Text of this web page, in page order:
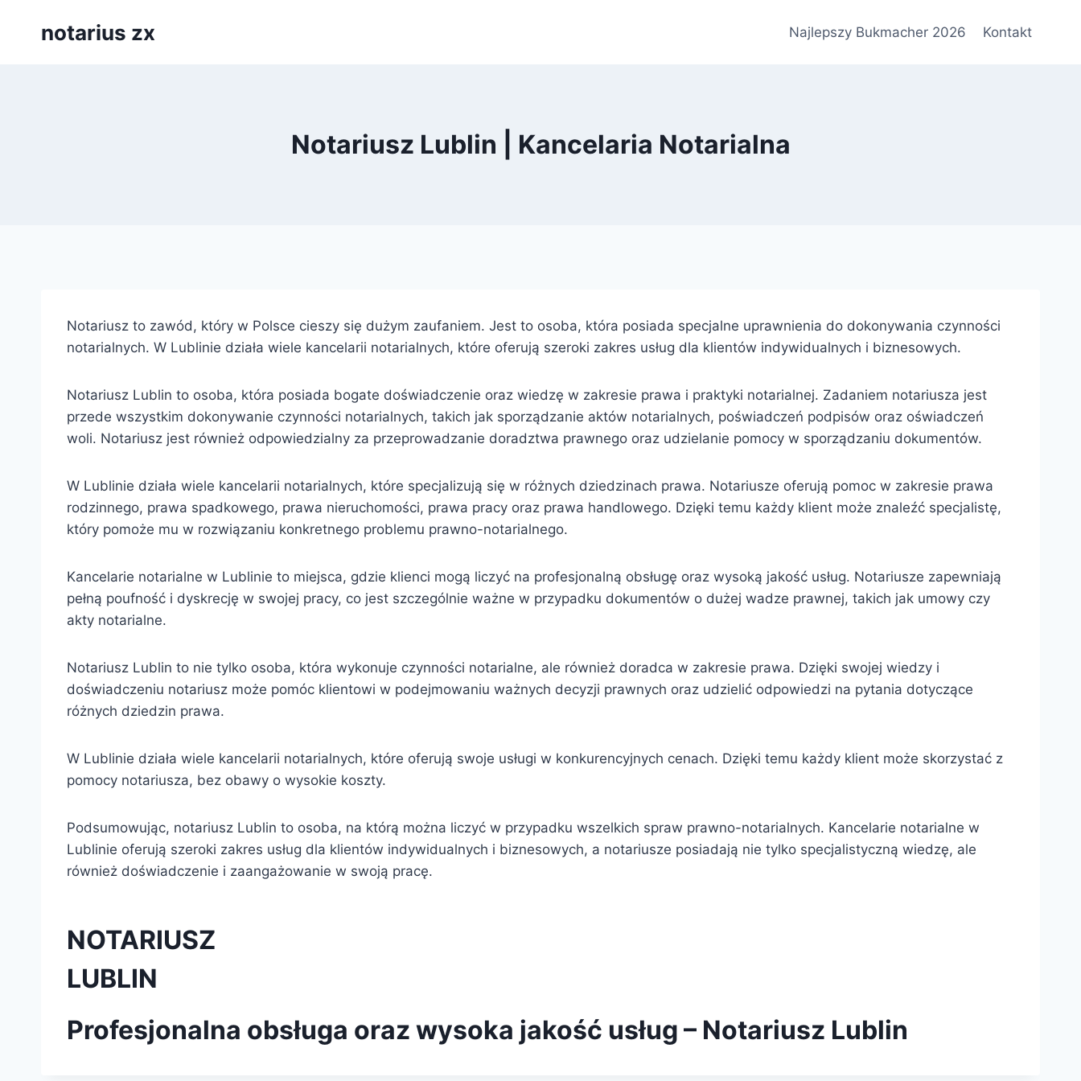
notarius zx Najlepszy Bukmacher 2026 Kontakt
Notariusz Lublin | Kancelaria Notarialna
Notariusz to zawód, który w Polsce cieszy się dużym zaufaniem. Jest to osoba, która posiada specjalne uprawnienia do dokonywania czynności
notarialnych. W Lublinie działa wiele kancelarii notarialnych, które oferują szeroki zakres usług dla klientów indywidualnych i biznesowych.
Notariusz Lublin to osoba, która posiada bogate doświadczenie oraz wiedzę w zakresie prawa i praktyki notarialnej. Zadaniem notariusza jest
przede wszystkim dokonywanie czynności notarialnych, takich jak sporządzanie aktów notarialnych, poświadczeń podpisów oraz oświadczeń
woli. Notariusz jest również odpowiedzialny za przeprowadzanie doradztwa prawnego oraz udzielanie pomocy w sporządzaniu dokumentów.
W Lublinie działa wiele kancelarii notarialnych, które specjalizują się w różnych dziedzinach prawa. Notariusze oferują pomoc w zakresie prawa
rodzinnego, prawa spadkowego, prawa nieruchomości, prawa pracy oraz prawa handlowego. Dzięki temu każdy klient może znaleźć specjalistę,
który pomoże mu w rozwiązaniu konkretnego problemu prawno-notarialnego.
Kancelarie notarialne w Lublinie to miejsca, gdzie klienci mogą liczyć na profesjonalną obsługę oraz wysoką jakość usług. Notariusze zapewniają
pełną poufność i dyskrecję w swojej pracy, co jest szczególnie ważne w przypadku dokumentów o dużej wadze prawnej, takich jak umowy czy
akty notarialne.
Notariusz Lublin to nie tylko osoba, która wykonuje czynności notarialne, ale również doradca w zakresie prawa. Dzięki swojej wiedzy i
doświadczeniu notariusz może pomóc klientowi w podejmowaniu ważnych decyzji prawnych oraz udzielić odpowiedzi na pytania dotyczące
różnych dziedzin prawa.
W Lublinie działa wiele kancelarii notarialnych, które oferują swoje usługi w konkurencyjnych cenach. Dzięki temu każdy klient może skorzystać z
pomocy notariusza, bez obawy o wysokie koszty.
Podsumowując, notariusz Lublin to osoba, na którą można liczyć w przypadku wszelkich spraw prawno-notarialnych. Kancelarie notarialne w
Lublinie oferują szeroki zakres usług dla klientów indywidualnych i biznesowych, a notariusze posiadają nie tylko specjalistyczną wiedzę, ale
również doświadczenie i zaangażowanie w swoją pracę.
NOTARIUSZ
LUBLIN
Profesjonalna obsługa oraz wysoka jakość usług – Notariusz Lublin